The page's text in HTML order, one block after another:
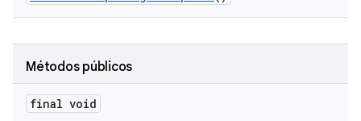
Métodos públicos
final void